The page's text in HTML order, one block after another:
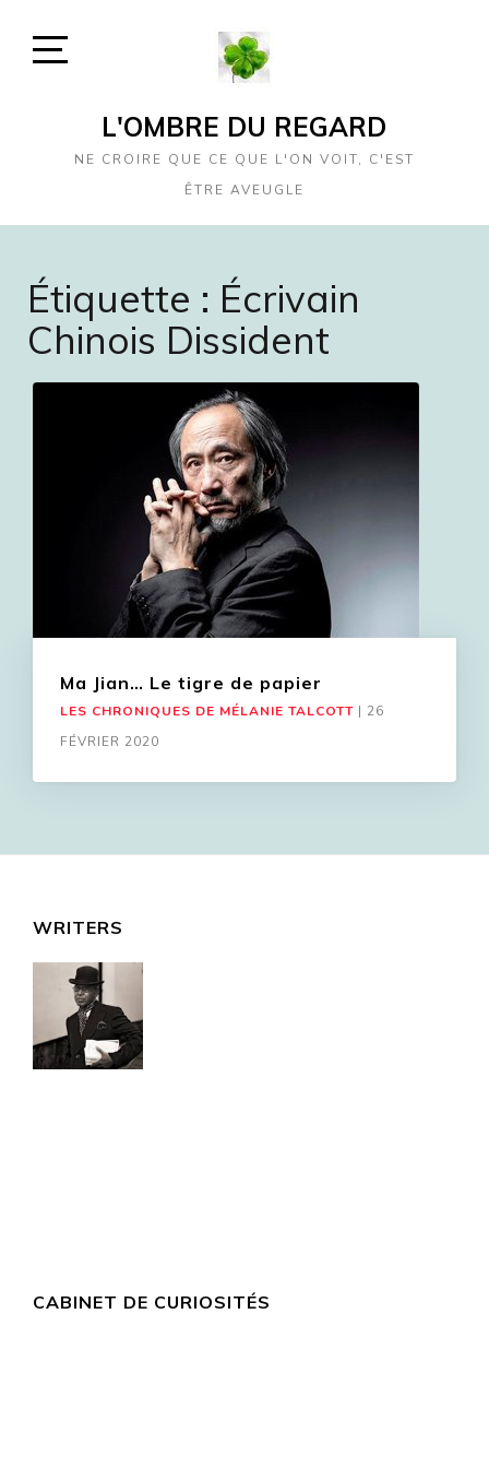
SidebarL'OMBRE DU REGARD
NE CROIRE QUE CE QUE L'ON VOIT, C'EST
ÊTRE AVEUGLE
Étiquette : Écrivain
Chinois Dissident
Ma Jian… Le tigre de papier
LES CHRONIQUES DE MÉLANIE TALCOTT | 26
FÉVRIER 2020
WRITERS
CABINET DE CURIOSITÉS